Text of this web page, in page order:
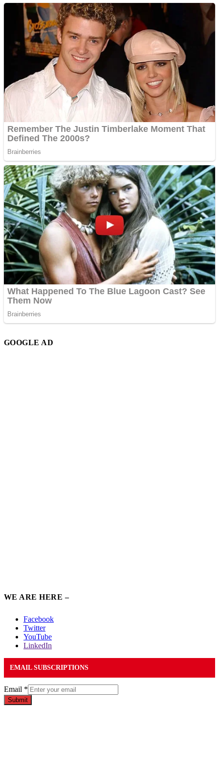
GOOGLE AD
WE ARE HERE –
Facebook
Twitter
YouTube
LinkedIn
EMAIL SUBSCRIPTIONS
Email *
Submit